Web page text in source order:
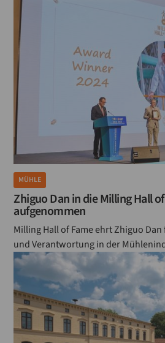
MÜHLE
Zhiguo Dan in die Milling Hall
aufgenommen
Milling Hall of Fame ehrt Zhiguo
und Verantwortung in der